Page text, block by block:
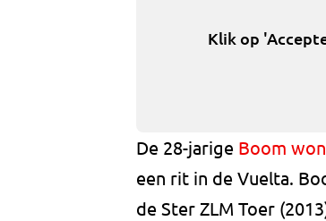
Klik op
De 28-jarige Boom
een rit in de Vuelta.
de Ster ZLM Toer